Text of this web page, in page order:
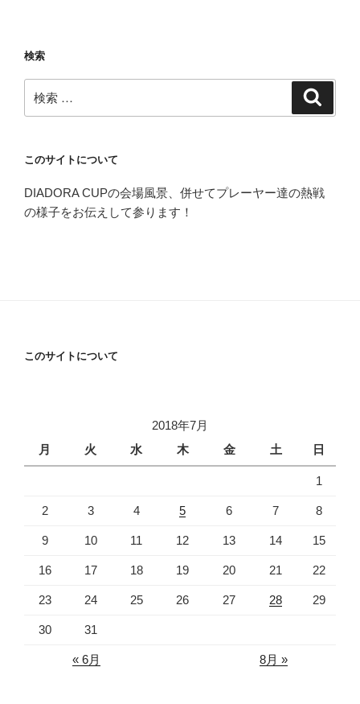
検索
索:
このサイトについて
DIADORA CUPの会場風景、併せてプレーヤー達の熱戦
の様子をお伝えして参ります！
このサイトについて
2018年7月
月
火 水 木 金 土 日
1
2 3 4 5 6 7 8
9 10 11 12 13 14 15
16 17 18 19 20 21 22
23 24 25 26 27 28 29
30 31
« 6月 8月 »